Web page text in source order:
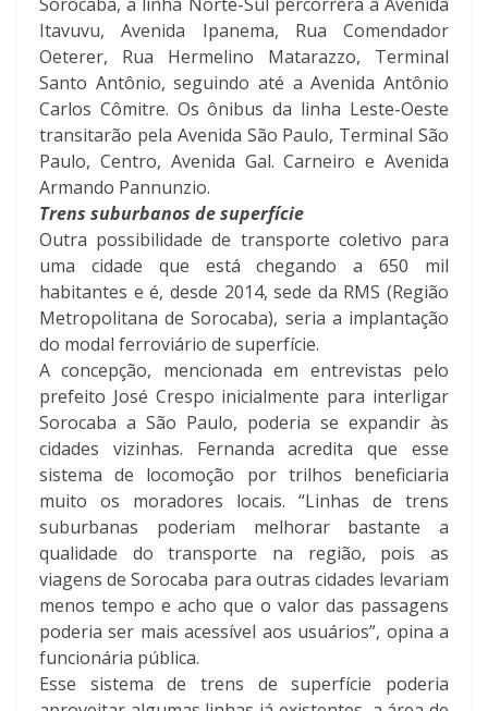
Itavuvu, Avenida Ipanema, Rua Comendador
Oeterer, Rua Hermelino Matarazzo, Terminal
Santo Antônio, seguindo até a Avenida Antônio
Carlos Cômitre. Os ônibus da linha Leste-Oeste
transitarão pela Avenida São Paulo, Terminal São
Paulo, Centro, Avenida Gal. Carneiro e Avenida
Armando Pannunzio.
Trens suburbanos de superfície
Outra possibilidade de transporte coletivo para
uma cidade que está chegando a 650 mil
habitantes e é, desde 2014, sede da RMS (Região
Metropolitana de Sorocaba), seria a implantação
do modal ferroviário de superfície.
A concepção, mencionada em entrevistas pelo
prefeito José Crespo inicialmente para interligar
Sorocaba a São Paulo, poderia se expandir às
cidades vizinhas. Fernanda acredita que esse
sistema de locomoção por trilhos beneficiaria
muito os moradores locais. “Linhas de trens
suburbanas poderiam melhorar bastante a
qualidade do transporte na região, pois as
viagens de Sorocaba para outras cidades levariam
menos tempo e acho que o valor das passagens
poderia ser mais acessível aos usuários”, opina a
funcionária pública.
Esse sistema de trens de superfície poderia